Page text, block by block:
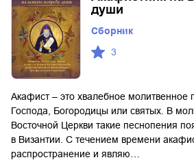
души
Сборник
3
Акафист – это хвалебное молитвенное
Господа, Богородицы или святых. В
Восточной Церкви такие песнопения
в Византии. С течением времени
распространение и являю…